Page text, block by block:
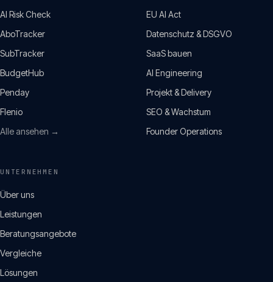
AI Risk Check
AboTracker
SubTracker
BudgetHub
Penday
Flenio
Alle ansehen →
EU AI Act
Datenschutz & DSGVO
SaaS bauen
AI Engineering
Projekt & Delivery
SEO & Wachstum
Founder Operations
UNTERNEHMEN
Über uns
Leistungen
Beratungsangebote
Vergleiche
Lösungen